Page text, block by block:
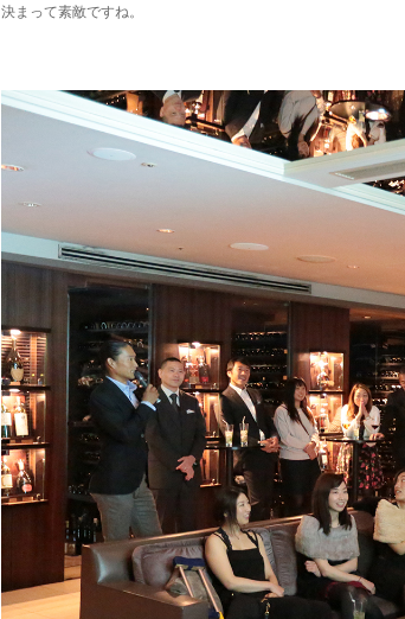
決まって素敵ですね。